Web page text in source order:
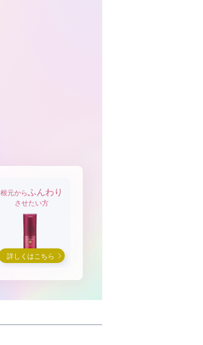
根元からふんわり
させたい方
詳しくはこちら